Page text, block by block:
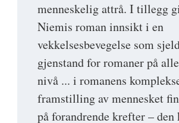
menneskelig attrå. I tillegg
Niemis roman innsikt i en
vekkelsesbevegelse som
gjenstand for romaner på
nivå ... i romanens
framstilling av mennesket
på forandrende krefter –